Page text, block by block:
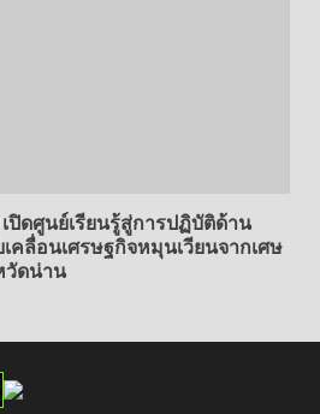
ปิดศูนย์เรียนรู้สู่การปฏิบัติด้าน
คลื่อนเศรษฐกิจหมุนเวียนจากเศษ
วัดน่าน